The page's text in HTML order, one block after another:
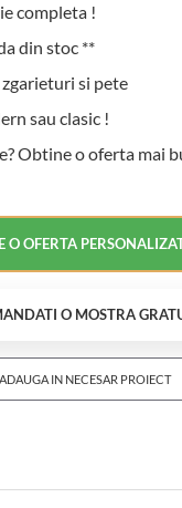
completa !
din stoc **
si pete
sau clasic !
Obtine o oferta mai
O OFERTA
O MOSTRA
ADAUGA IN NECESAR PROIECT